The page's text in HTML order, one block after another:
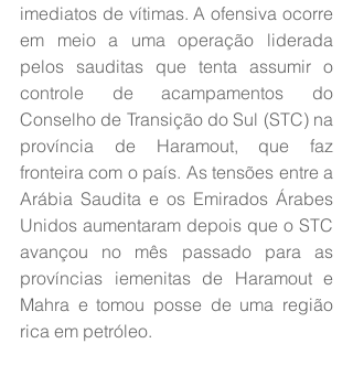
imediatos de vítimas. A ofensiva ocorre
em meio a uma operação liderada
pelos sauditas que tenta assumir o
controle de acampamentos do
Conselho de Transição do Sul (STC) na
província de Haramout, que faz
fronteira com o país. As tensões entre a
Arábia Saudita e os Emirados Árabes
Unidos aumentaram depois que o STC
avançou no mês passado para as
províncias iemenitas de Haramout e
Mahra e tomou posse de uma região
rica em petróleo.